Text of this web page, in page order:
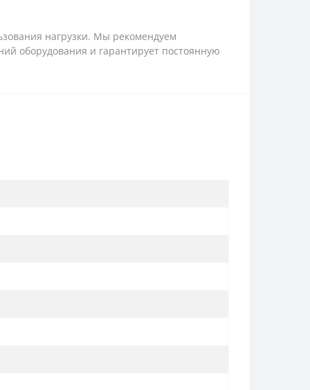
нагрузки. Мы рекомендуем
оборудования и гарантирует постоянную